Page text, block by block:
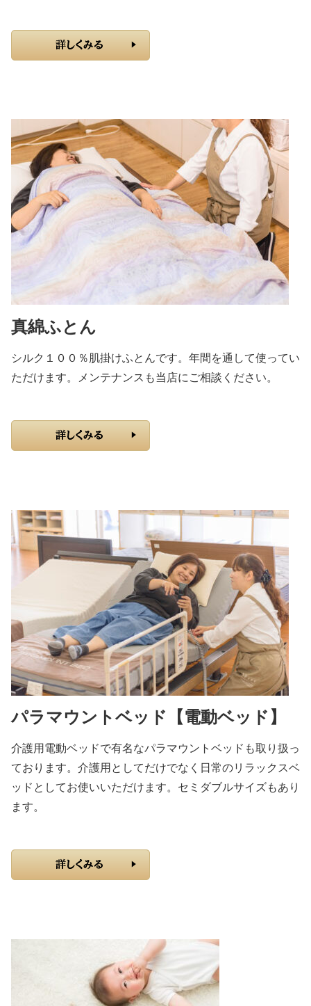
真綿ふとん
シルク１００％肌掛けふとんです。年間を通して使ってい
ただけます。メンテナンスも当店にご相談ください。
パラマウントベッド【電動ベッド】
介護用電動ベッドで有名なパラマウントベッドも取り扱っ
ております。介護用としてだけでなく日常のリラックスベ
ッドとしてお使いいただけます。セミダブルサイズもあり
ます。